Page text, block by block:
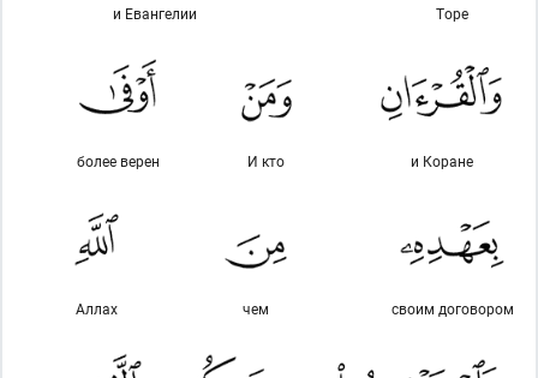
Торе
и Евангелии
и Коране
И кто
более верен
своим договором
чем
Аллах